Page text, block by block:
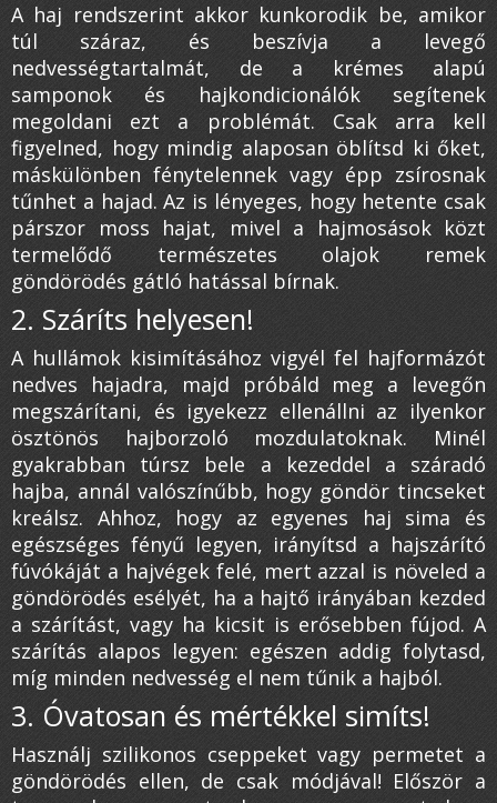
A haj rendszerint akkor kunkorodik be, amikor
túl száraz, és beszívja a levegő
nedvességtartalmát, de a krémes alapú
samponok és hajkondicionálók segítenek
megoldani ezt a problémát. Csak arra kell
figyelned, hogy mindig alaposan öblítsd ki őket,
máskülönben fénytelennek vagy épp zsírosnak
tűnhet a hajad. Az is lényeges, hogy hetente csak
párszor moss hajat, mivel a hajmosások közt
termelődő természetes olajok remek
göndörödés gátló hatással bírnak.
2. Száríts helyesen!
A hullámok kisimításához vigyél fel hajformázót
nedves hajadra, majd próbáld meg a levegőn
megszárítani, és igyekezz ellenállni az ilyenkor
ösztönös hajborzoló mozdulatoknak. Minél
gyakrabban túrsz bele a kezeddel a száradó
hajba, annál valószínűbb, hogy göndör tincseket
kreálsz. Ahhoz, hogy az egyenes haj sima és
egészséges fényű legyen, irányítsd a hajszárító
fúvókáját a hajvégek felé, mert azzal is növeled a
göndörödés esélyét, ha a hajtő irányában kezded
a szárítást, vagy ha kicsit is erősebben fújod. A
szárítás alapos legyen: egészen addig folytasd,
míg minden nedvesség el nem tűnik a hajból.
3. Óvatosan és mértékkel simíts!
Használj szilikonos cseppeket vagy permetet a
göndörödés ellen, de csak módjával! Először a